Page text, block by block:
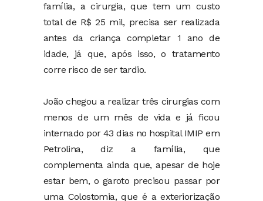
família, a cirurgia, que tem um custo
total de R$ 25 mil, precisa ser realizada
antes da criança completar 1 ano de
idade, já que, após isso, o tratamento
corre risco de ser tardio.
João chegou a realizar três cirurgias com
menos de um mês de vida e já ficou
internado por 43 dias no hospital IMIP em
Petrolina, diz a família, que
complementa ainda que, apesar de hoje
estar bem, o garoto precisou passar por
uma Colostomia, que é a exteriorização